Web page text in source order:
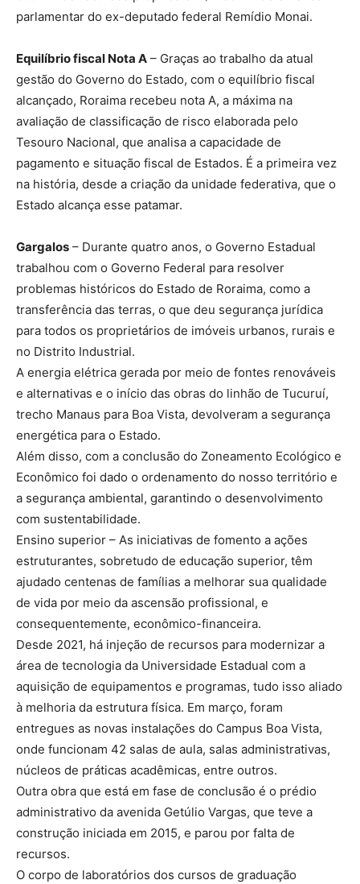
parlamentar do ex-deputado federal Remídio Monai.
Equilíbrio fiscal Nota A – Graças ao trabalho da atual
gestão do Governo do Estado, com o equilíbrio fiscal
alcançado, Roraima recebeu nota A, a máxima na
avaliação de classificação de risco elaborada pelo
Tesouro Nacional, que analisa a capacidade de
pagamento e situação fiscal de Estados. É a primeira vez
na história, desde a criação da unidade federativa, que o
Estado alcança esse patamar.
Gargalos – Durante quatro anos, o Governo Estadual
trabalhou com o Governo Federal para resolver
problemas históricos do Estado de Roraima, como a
transferência das terras, o que deu segurança jurídica
para todos os proprietários de imóveis urbanos, rurais e
no Distrito Industrial.
A energia elétrica gerada por meio de fontes renováveis
e alternativas e o início das obras do linhão de Tucuruí,
trecho Manaus para Boa Vista, devolveram a segurança
energética para o Estado.
Além disso, com a conclusão do Zoneamento Ecológico e
Econômico foi dado o ordenamento do nosso território e
a segurança ambiental, garantindo o desenvolvimento
com sustentabilidade.
Ensino superior – As iniciativas de fomento a ações
estruturantes, sobretudo de educação superior, têm
ajudado centenas de famílias a melhorar sua qualidade
de vida por meio da ascensão profissional, e
consequentemente, econômico-financeira.
Desde 2021, há injeção de recursos para modernizar a
área de tecnologia da Universidade Estadual com a
aquisição de equipamentos e programas, tudo isso aliado
à melhoria da estrutura física. Em março, foram
entregues as novas instalações do Campus Boa Vista,
onde funcionam 42 salas de aula, salas administrativas,
núcleos de práticas acadêmicas, entre outros.
Outra obra que está em fase de conclusão é o prédio
administrativo da avenida Getúlio Vargas, que teve a
construção iniciada em 2015, e parou por falta de
recursos.
O corpo de laboratórios dos cursos de graduação